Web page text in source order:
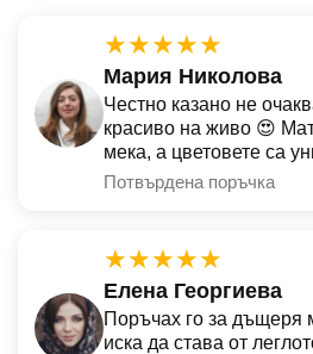
★★★★★
Мария Николова
Честно казано не
красиво на живо 😍
мека, а цветовете са
Потвърдена поръчка
★★★★★
Елена Георгиева
Поръчах го за дъщеря
иска да става от